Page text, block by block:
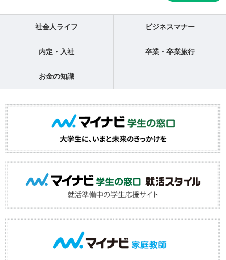
社会人ライフ ビジネスマナー
内定・入社 卒業・卒業旅行
お金の知識